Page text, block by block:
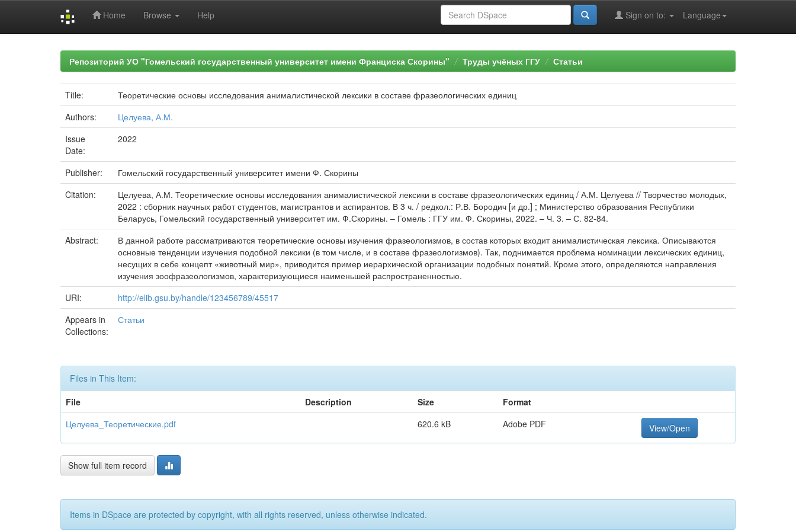
Home Browse Help Language
Sign on to:
Репозиторий УО "Гомельский государственный университет имени Франциска Скорины" Труды учёных ГГУ Статьи
Title:
Теоретические основы исследования анималистической лексики в составе фразеологических единиц
Authors:
Целуева, А.М.
Issue
Date:
2022
Publisher:
Гомельский государственный университет имени Ф. Скорины
Citation:
Целуева, А.М. Теоретические основы исследования анималистической лексики в составе фразеологических единиц / А.М. Целуева // Творчество молодых,
2022 : сборник научных работ студентов, магистрантов и аспирантов. В 3 ч. / редкол.: Р.В. Бородич [и др.] ; Министерство образования Республики
Беларусь, Гомельский государственный университет им. Ф.Скорины. – Гомель : ГГУ им. Ф. Скорины, 2022. – Ч. 3. – С. 82-84.
Abstract:
В данной работе рассматриваются теоретические основы изучения фразеологизмов, в состав которых входит анималистическая лексика. Описываются
основные тенденции изучения подобной лексики (в том числе, и в составе фразеологизмов). Так, поднимается проблема номинации лексических единиц,
несущих в себе концепт «животный мир», приводится пример иерархической организации подобных понятий. Кроме этого, определяются направления
изучения зоофразеологизмов, характеризующиеся наименьшей распространенностью.
URI:
http://elib.gsu.by/handle/123456789/45517
Appears in
Collections:
Статьи
Files in This Item:
File
Description Size
Format
Целуева_Теоретические.pdf
620.6 kB Adobe PDF View/Open
Show full item record
Items in DSpace are protected by copyright, with all rights reserved, unless otherwise indicated.